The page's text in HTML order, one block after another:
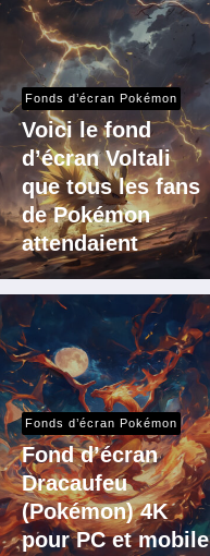
Fonds d’écran Pokémon
Voici le fond
d’écran Voltali
que tous les fans
de Pokémon
attendaient
Fonds d’écran Pokémon
Fond d’écran
Dracaufeu
(Pokémon) 4K
pour PC et mobile